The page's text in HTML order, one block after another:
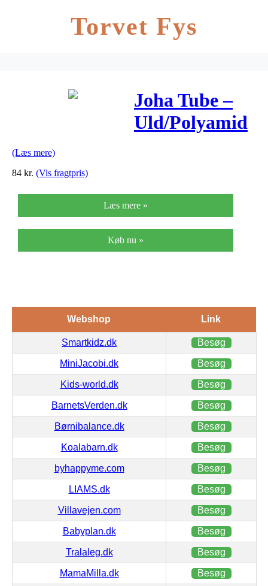
Torvet Fys
Joha Tube –
Uld/Polyamid
(Læs mere)
84 kr. (Vis fragtpris)
Læs mere »
Køb nu »
Webshop Link
Smartkidz.dk Besøg
MiniJacobi.dk Besøg
Kids-world.dk Besøg
BarnetsVerden.dk Besøg
Børnibalance.dk Besøg
Koalabarn.dk Besøg
byhappyme.com Besøg
LIAMS.dk Besøg
Villavejen.com Besøg
Babyplan.dk Besøg
Tralaleg.dk Besøg
MamaMilla.dk Besøg